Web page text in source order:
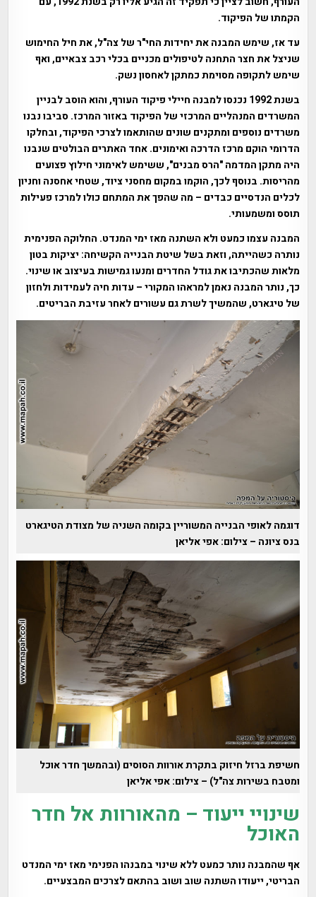
הקמתו של הפיקוד.
עד אז, שימש המבנה את יחידות החי"ר של צה"ל, את חיל החימוש
שניצל את חצר התחנה לטיפולים מכניים בכלי רכב צבאיים, ואף
שימש לתקופה מסוימת כמתקן לאחסון נשק.
בשנת 1992 נכנסו למבנה חיילי פיקוד העורף, והוא הוסב לבניין
המשרדים המנהליים המרכזי של הפיקוד באזור המרכז. סביבו נבנו
משרדים נוספים ומתקנים שונים שהותאמו לצרכי הפיקוד, ובחלקו
הדרומי הוקם מרכז הדרכה ואימונים. אחד האתרים הבולטים שנבנו
היה מתקן המדמה "הרס מבנים", ששימש לאימוני חילוץ פצועים
מהריסות. בנוסף לכך, הוקמו במקום מחסני ציוד, שטחי אחסנה וחניון
לכלים הנדסיים כבדים – מה שהפך את המתחם כולו למרכז פעילות
תוסס ומשמעותי.
המבנה עצמו כמעט ולא השתנה מאז ימי המנדט. החלוקה הפנימית
נותרה כשהייתה, וזאת בשל שיטת הבנייה הקשיחה: יציקות בטון
מלאות שהכתיבו את גודל החדרים ומנעו גמישות בעיצוב או שינוי.
כך, נותר המבנה נאמן למראהו המקורי – עדות חיה לעמידות ולחזון
של טיגארט, שהמשיך לשרת גם עשורים לאחר עזיבת הבריטים.
דוגמה לאופי הבנייה המשוריין בקומה השניה של מצודת הטיגארט
בנס ציונה – צילום: אפי אליאן
חשיפת ברזל חיזוק בתקרת אורוות הסוסים (ובהמשך חדר אוכל
ומטבח בשירות צה"ל) – צילום: אפי אליאן
שינויי ייעוד – מהאורוות אל חדר
האוכל
אף שהמבנה נותר כמעט ללא שינוי במבנהו הפנימי מאז ימי המנדט
הבריטי, ייעודו השתנה שוב ושוב בהתאם לצרכים המבצעיים.